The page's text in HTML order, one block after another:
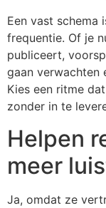
Een vast schema
frequentie. Of je
publiceert,
gaan verwachten
Kies een ritme
zonder in te
Helpen
meer
Ja, omdat ze